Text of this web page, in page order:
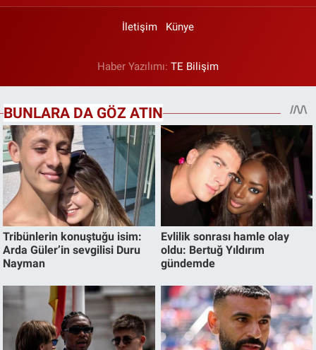
İletişim Künye
Haber Yazılımı: TE Bilişim